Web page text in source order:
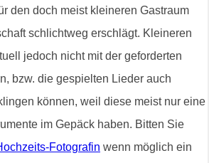
den doch meist kleineren Gastraum
schlichtweg erschlägt. Kleineren
jedoch nicht mit der geforderten
bzw. die gespielten Lieder auch
können, weil diese meist nur eine
im Gepäck haben. Bitten Sie
Fotografin wenn möglich ein